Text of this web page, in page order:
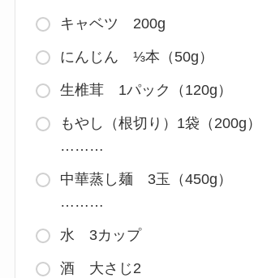
キャベツ 200g
にんじん ⅓本（50g）
生椎茸 1パック（120g）
もやし（根切り）1袋（200g）
………
中華蒸し麺 3玉（450g）
………
水 3カップ
酒 大さじ2